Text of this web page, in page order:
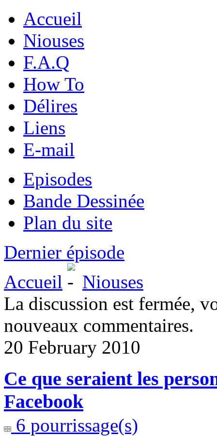
Accueil
Niouses
F.A.Q
How To
Délires
Liens
E-mail
Episodes
Bande Dessinée
Plan du site
Dernier épisode
Accueil
Niouses
La discussion est fermée,
nouveaux commentaires.
20 February 2010
Ce que seraient les
Facebook
6 pourrissage(s)